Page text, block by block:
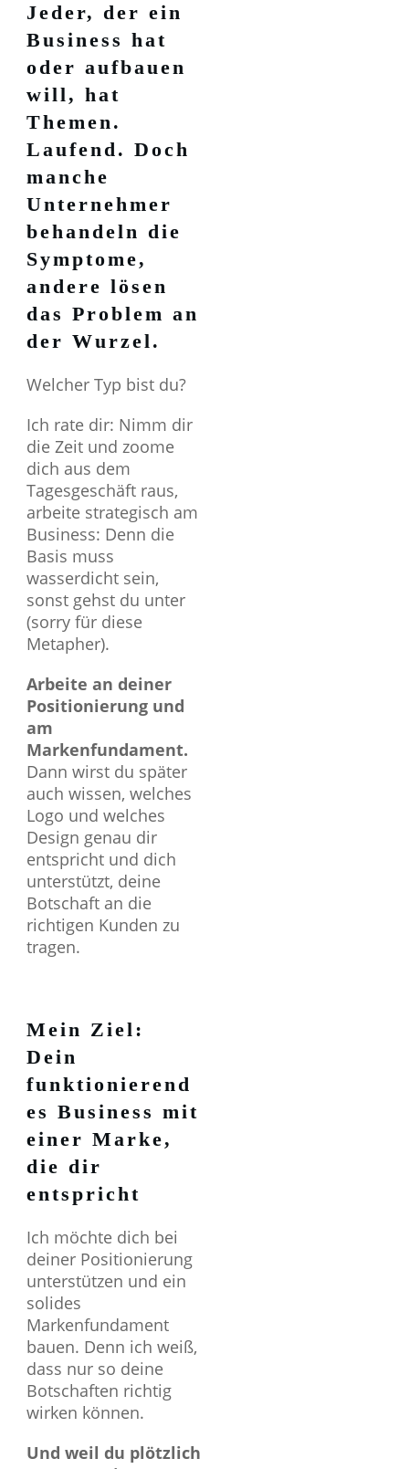
Jeder, der ein
Business hat
oder aufbauen
will, hat
Themen.
Laufend. Doch
manche
Unternehmer
behandeln die
Symptome,
andere lösen
das Problem an
der Wurzel.
Welcher Typ bist du?
Ich rate dir: Nimm dir
die Zeit und zoome
dich aus dem
Tagesgeschäft raus,
arbeite strategisch am
Business: Denn die
Basis muss
wasserdicht sein,
sonst gehst du unter
(sorry für diese
Metapher).
Arbeite an deiner
Positionierung und
am
Markenfundament.
Dann wirst du später
auch wissen, welches
Logo und welches
Design genau dir
entspricht und dich
unterstützt, deine
Botschaft an die
richtigen Kunden zu
tragen.
Mein Ziel:
Dein
funktionierend
es Business mit
einer Marke,
die dir
entspricht
Ich möchte dich bei
deiner Positionierung
unterstützen und ein
solides
Markenfundament
bauen. Denn ich weiß,
dass nur so deine
Botschaften richtig
wirken können.
Und weil du plötzlich